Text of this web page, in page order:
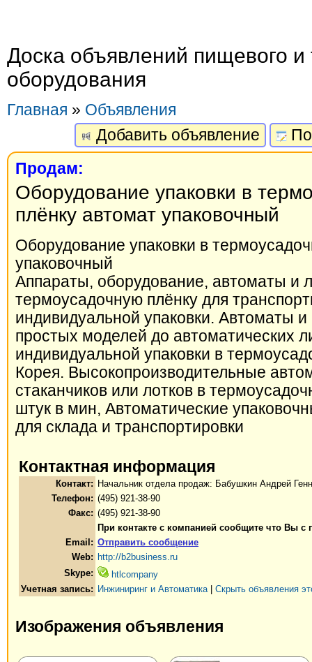
Доска объявлений пищевого и
оборудования
Главная » Объявления
Добавить объявление
Продам:
Оборудование упаковки в
плёнку автомат упаковочный
Оборудование упаковки в
упаковочный
Аппараты, оборудование, автоматы и
термоусадочную плёнку для
индивидуальной упаковки. Автоматы
простых моделей до автоматических
индивидуальной упаковки в
Корея. Высокопроизводительные
стаканчиков или лотков в
штук в мин, Автоматические
для склада и транспортировки
Контактная информация
Контакт: Начальник отдела продаж: Бабушкин Андрей
Телефон: (495) 921-38-90
Факс: (495) 921-38-90
При контакте с компанией сообщите что Вы с
Email: Отправить сообщение
Web: http://b2business.ru
Skype:
htlcompany
Учетная запись: Инжиниринг и Автоматика| Скрыть объявления
Изображения объявления